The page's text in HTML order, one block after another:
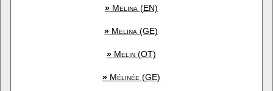
»Melina (EN)
» Melina (GE)
»Melin (OT)
»Mélinée (GE)